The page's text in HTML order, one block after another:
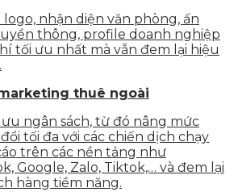
logo, nhận diện văn phòng, ấn
thông, profile doanh nghiệp
tối ưu nhất mà vẫn đem lại hiệu
thuê ngoài
ngân sách, từ đó nâng mức
tối đa với các chiến dịch chạy
trên các nền tảng như
Google, Zalo, Tiktok,… và đem lại
hàng tiềm năng.